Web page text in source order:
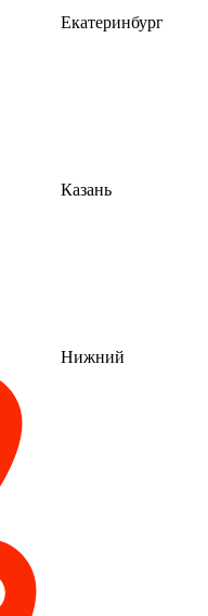
Екатеринбург
Казань
Нижний